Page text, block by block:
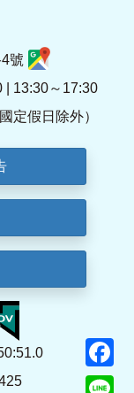
號
| 13:30～17:30
定假日除外）